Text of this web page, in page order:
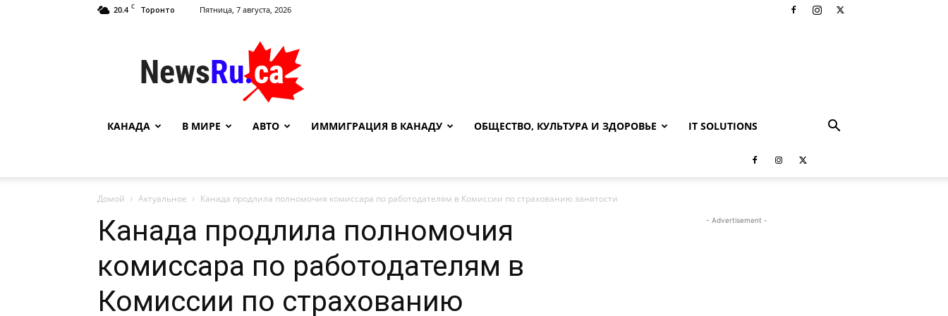
20.4 C Торонто Пятница, 7 августа, 2026
NewsRu.Ca
КАНАДА В МИРЕ АВТО ИММИГРАЦИЯ В КАНАДУ ОБЩЕСТВО, КУЛЬТУРА И ЗДОРОВЬЕ IT SOLUTIONS
Домой Актуальное Канада продлила полномочия комиссара по работодателям в Комиссии по страхованию занятости
Канада продлила полномочия
комиссара по работодателям в
Комиссии по страхованию
- Advertisement -